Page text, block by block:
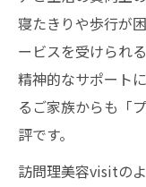
寝たきりや歩行が
ービスを受けられ
精神的なサポート
るご家族からも「
評です。
訪問理美容visitの